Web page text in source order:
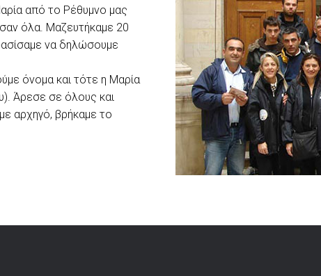
από το Ρέθυμνο μας
όλα. Μαζευτήκαμε 20
να δηλώσουμε
όνομα και τότε η Μαρία
Άρεσε σε όλους και
αρχηγό, βρήκαμε το